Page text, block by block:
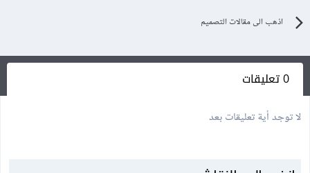
اذهب الى مقالات التصميم
0 تعليقات
لا توجد أية تعليقات بعد